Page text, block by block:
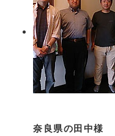
奈良県の田中様